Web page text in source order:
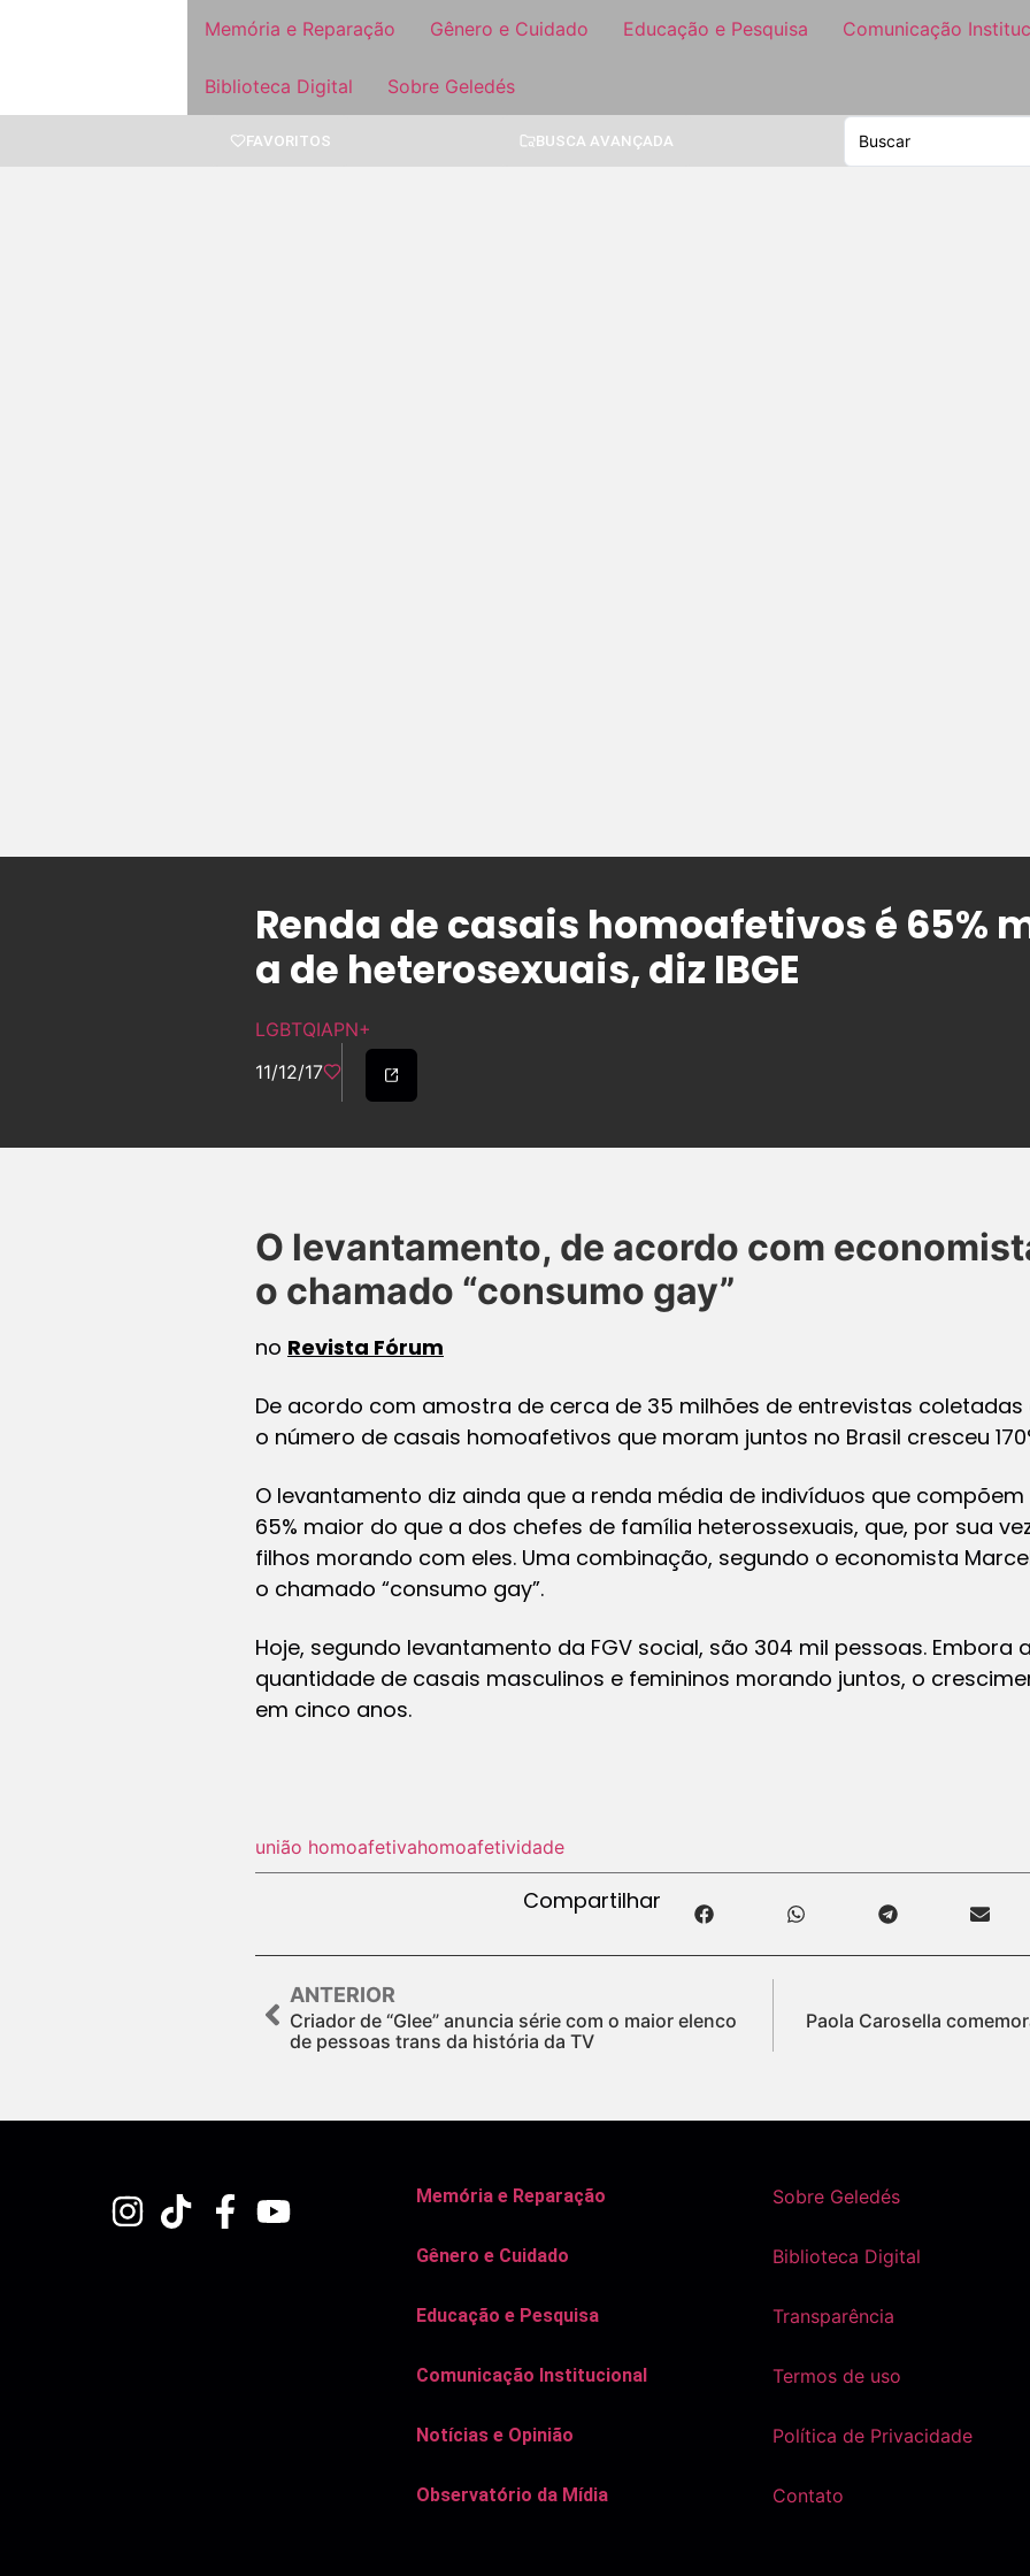
Memória e Reparação Gênero e Cuidado Educação e Pesquisa Comunicação
Biblioteca Digital Sobre Geledés
FAVORITOS BUSCA AVANÇADA
Renda de casais homoafetivos é 65%
a de heterosexuais, diz IBGE
LGBTQIAPN+
11/12/17
O levantamento, de acordo com
o chamado “consumo gay”
no Revista Fórum
De acordo com amostra de cerca de 35 milhões de entrevistas coletadas
o número de casais homoafetivos que moram juntos no Brasil cresceu
O levantamento diz ainda que a renda média de indivíduos que
65% maior do que a dos chefes de família heterossexuais, que, por sua
filhos morando com eles. Uma combinação, segundo o economista
o chamado “consumo gay”.
Hoje, segundo levantamento da FGV social, são 304 mil pessoas. Embora
quantidade de casais masculinos e femininos morando juntos, o
em cinco anos.
união homoafetivahomoafetividade
Compartilhar
ANTERIOR
Criador de “Glee” anuncia série com o maior elenco
de pessoas trans da história da TV
Paola Carosella
Memória e Reparação
Gênero e Cuidado
Educação e Pesquisa
Comunicação Institucional
Notícias e Opinião
Observatório da Mídia
Sobre Geledés
Biblioteca Digital
Transparência
Termos de uso
Política de Privacidade
Contato